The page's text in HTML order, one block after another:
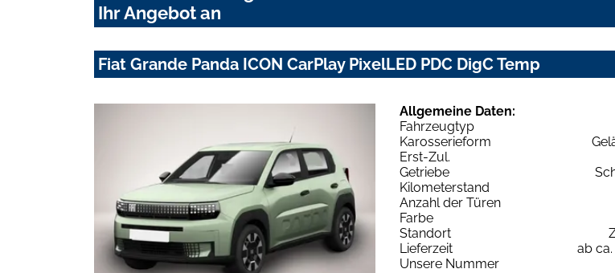
Ihr Angebot an
Fiat Grande Panda ICON CarPlay PixelLED PDC DigC Temp
Allgemeine Daten:
Fahrzeugtyp
Karosserieform
Erst-Zul.
Getriebe
Kilometerstand
Anzahl der Türen
Farbe
Standort
Lieferzeit
ab
Unsere Nummer